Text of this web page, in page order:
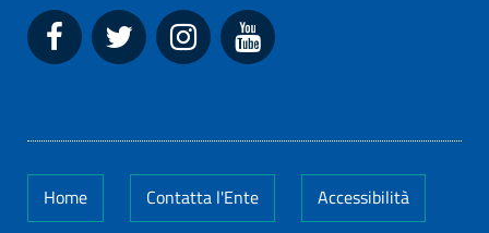
Home Contatta l'Ente Accessibilità